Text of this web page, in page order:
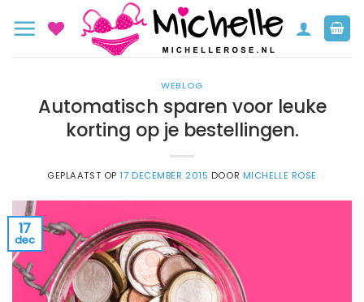
naar
WEBLOG
Automatisch sparen voor leuke
korting op je bestellingen.
GEPLAATST OP17 DECEMBER 2015 DOOR MICHELLE ROSE
17
dec